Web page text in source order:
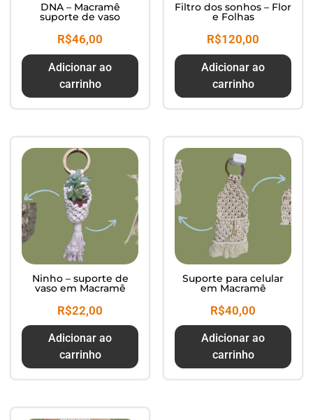
DNA – Macramê
suporte de vaso
R$46,00
Adicionar ao
carrinho
Filtro dos sonhos – Flor
e Folhas
R$120,00
Adicionar ao
carrinho
Ninho – suporte de
vaso em Macramê
R$22,00
Adicionar ao
carrinho
Suporte para celular
em Macramê
R$40,00
Adicionar ao
carrinho